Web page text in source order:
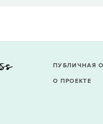
ПУБЛИЧНАЯ
О ПРОЕКТЕ